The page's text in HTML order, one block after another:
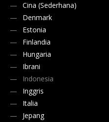
Cina (Sederhana)
Denmark
Estonia
Finlandia
Hungaria
Ibrani
Indonesia
Inggris
Italia
Jepang